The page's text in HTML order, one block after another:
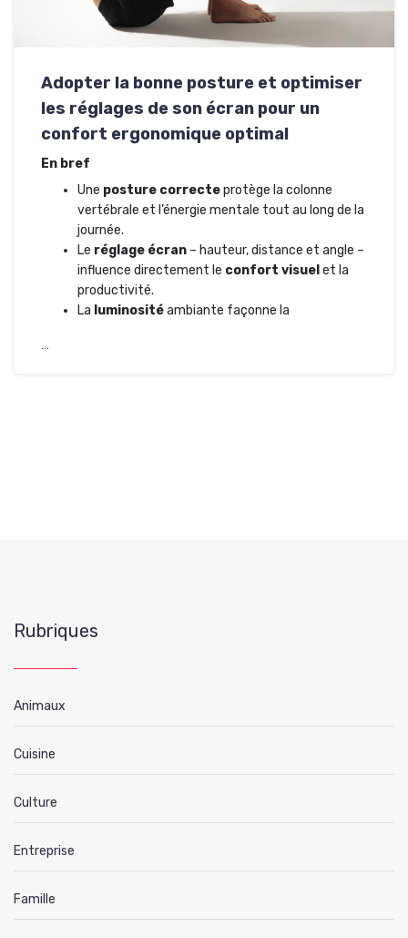
Adopter la bonne posture et optimiser
les réglages de son écran pour un
confort ergonomique optimal
En bref
Une posture correcteprotège la colonne
vertébrale et l’énergie mentale tout au long de la
journée.
Le réglage écran – hauteur, distance et angle –
influence directement le confort visuel et la
productivité.
La luminositéambiante façonne la
…
Rubriques
Animaux
Cuisine
Culture
Entreprise
Famille